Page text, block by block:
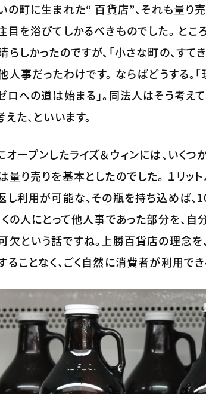
の町に生まれた“ 百貨店”、それも量り
目を浴びてしかるべきものでした。 と
らしかったのですが、「小さな町の、すて
人事だったわけです。 ならばどうする。
ロへの道は始まる」。同法人はそう考え
えた、といいます。
オープンしたライズ＆ウィンには、いく
量り売りを基本としたのでした。 １リッ
し利用が可能な、その瓶を持ち込めば、
くの人にとって他人事であった部分を、
欠という話ですね。上勝百貨店の理念を
ることなく、ごく自然に消費者が利用で